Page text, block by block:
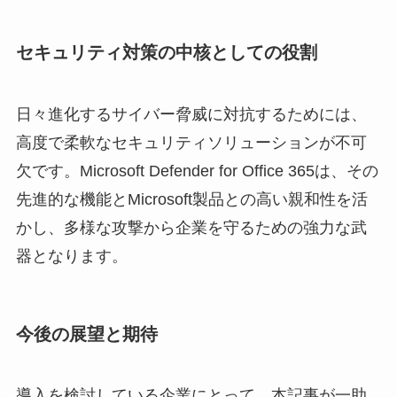
セキュリティ対策の中核としての役割
日々進化するサイバー脅威に対抗するためには、
高度で柔軟なセキュリティソリューションが不可
欠です。Microsoft Defender for Office 365は、その
先進的な機能とMicrosoft製品との高い親和性を活
かし、多様な攻撃から企業を守るための強力な武
器となります。
今後の展望と期待